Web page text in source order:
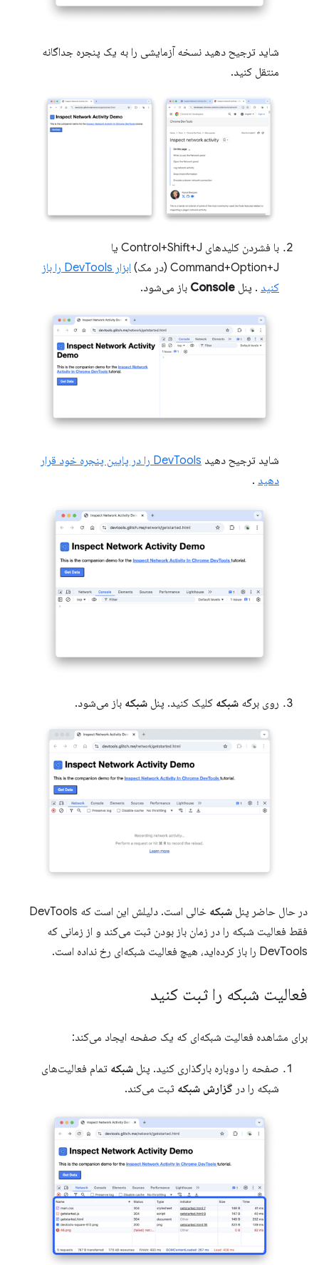
شاید ترجیح دهید نسخه آزمایشی را به یک پنجره جداگانه
منتقل کنید.
با فشردن کلیدهای Control+Shift+J یا
Command+Option+J (در مک)
ابزار DevTools را باز
کنید . پنل Console باز می‌شود.
شاید ترجیح دهید
DevTools را در پایین پنجره خود قرار
دهید .
روی برگه شبکه کلیک کنید. پنل شبکه باز می‌شود.
در حال حاضر پنل شبکه
خالی است. دلیلش این است که DevTools
فقط فعالیت شبکه را در زمان باز بودن ثبت می‌کند و از زمانی که
DevTools را باز کرده‌اید، هیچ فعالیت شبکه‌ای رخ نداده است.
فعالیت شبکه را ثبت کنید
برای مشاهده فعالیت شبکه‌ای که یک صفحه ایجاد می‌کند:
صفحه را دوباره بارگذاری کنید. پنل شبکه تمام فعالیت‌های
شبکه را در گزارش شبکه ثبت می‌کند.